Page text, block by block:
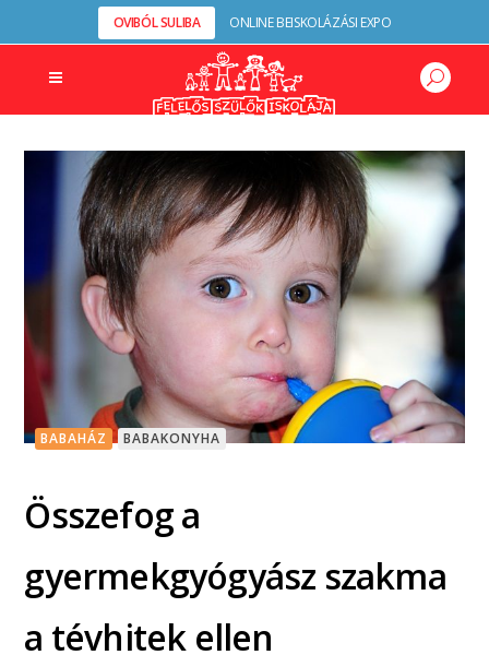
OVIBÓL SULIBA ONLINE BEISKOLÁZÁSI EXPO
BABAHÁZ BABAKONYHA
Összefog a
gyermekgyógyász szakma
a tévhitek ellen